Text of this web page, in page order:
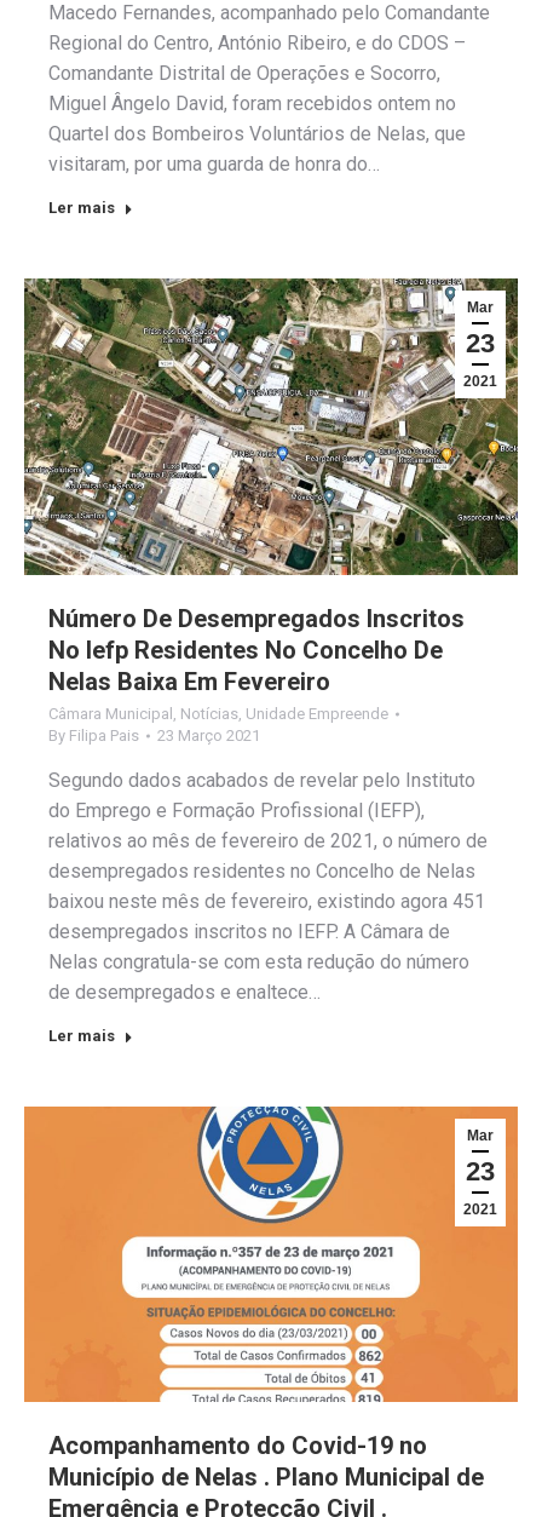
Macedo Fernandes, acompanhado pelo Comandante
Regional do Centro, António Ribeiro, e do CDOS –
Comandante Distrital de Operações e Socorro,
Miguel Ângelo David, foram recebidos ontem no
Quartel dos Bombeiros Voluntários de Nelas, que
visitaram, por uma guarda de honra do…
Ler mais
Mar
23
2021
Número De Desempregados Inscritos
No Iefp Residentes No Concelho De
Nelas Baixa Em Fevereiro
Câmara Municipal Notícias Unidade Empreende
By Filipa Pais 23 Março 2021
Segundo dados acabados de revelar pelo Instituto
do Emprego e Formação Profissional (IEFP),
relativos ao mês de fevereiro de 2021, o número de
desempregados residentes no Concelho de Nelas
baixou neste mês de fevereiro, existindo agora 451
desempregados inscritos no IEFP. A Câmara de
Nelas congratula-se com esta redução do número
de desempregados e enaltece…
Ler mais
Mar
23
2021
Acompanhamento do Covid-19 no
Município de Nelas . Plano Municipal de
Emergência e Protecção Civil .